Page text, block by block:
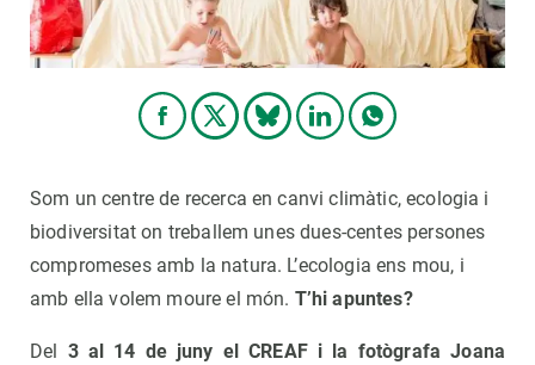
Som un centre de recerca en canvi climàtic, ecologia i
biodiversitat on treballem unes dues-centes persones
compromeses amb la natura. L’ecologia ens mou, i
amb ella volem moure el món. T’hi apuntes?
Del 3 al 14 de juny el CREAF i la fotògrafa Joana